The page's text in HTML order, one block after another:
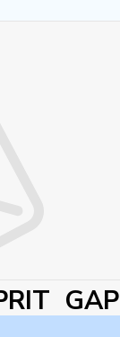
GAP